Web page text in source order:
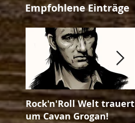
Empfohlene Einträge
Rock'n'Roll Welt trauert
um Cavan Grogan!